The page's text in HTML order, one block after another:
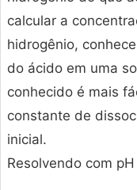
calcular a
hidrogênio,
do ácido em uma
conhecido é mais
constante de
inicial.
Resolvendo com